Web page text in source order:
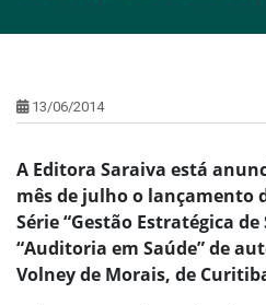
13/06/2014
A Editora Saraiva está
mês de julho o lançamento
Série “Gestão Estratégica
“Auditoria em Saúde” de
Volney de Morais, de